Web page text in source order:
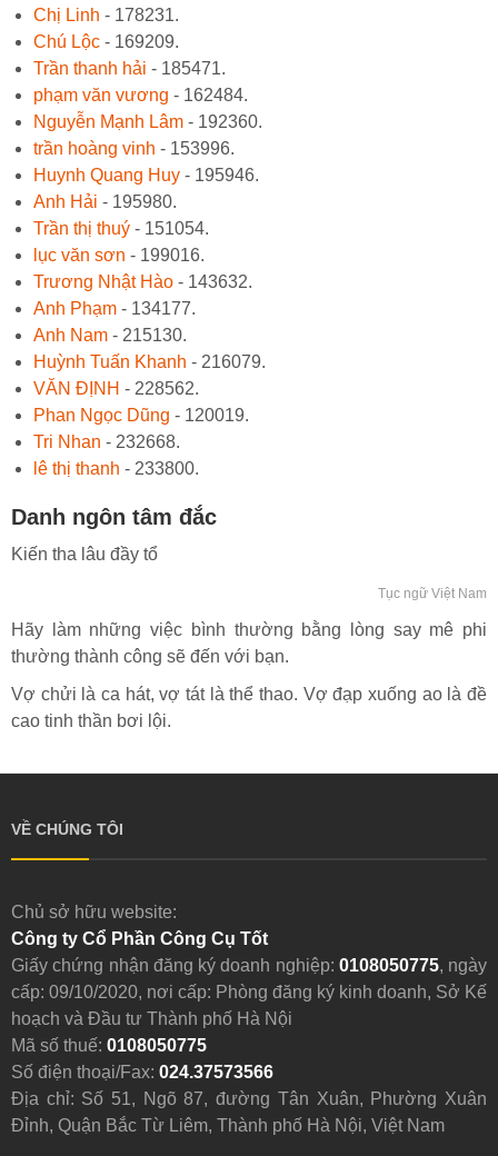
Chị Linh - 178231.
Chú Lộc - 169209.
Trần thanh hải - 185471.
phạm văn vương - 162484.
Nguyễn Mạnh Lâm - 192360.
trần hoàng vinh - 153996.
Huynh Quang Huy - 195946.
Anh Hải - 195980.
Trần thị thuý - 151054.
lục văn sơn - 199016.
Trương Nhật Hào - 143632.
Anh Phạm - 134177.
Anh Nam - 215130.
Huỳnh Tuấn Khanh - 216079.
VĂN ĐỊNH - 228562.
Phan Ngọc Dũng - 120019.
Tri Nhan - 232668.
lê thị thanh - 233800.
Danh ngôn tâm đắc
Kiến tha lâu đầy tổ
Tục ngữ Việt Nam
Hãy làm những việc bình thường bằng lòng say mê phi
thường thành công sẽ đến với bạn.
Vợ chửi là ca hát, vợ tát là thể thao. Vợ đạp xuống ao là đề
cao tinh thần bơi lội.
VỀ CHÚNG TÔI
Chủ sở hữu website:
Công ty Cổ Phần Công Cụ Tốt
Giấy chứng nhận đăng ký doanh nghiệp: 0108050775, ngày
cấp: 09/10/2020, nơi cấp: Phòng đăng ký kinh doanh, Sở Kế
hoạch và Đầu tư Thành phố Hà Nội
Mã số thuế: 0108050775
Số điện thoại/Fax: 024.37573566
Địa chỉ: Số 51, Ngõ 87, đường Tân Xuân, Phường Xuân
Đỉnh, Quận Bắc Từ Liêm, Thành phố Hà Nội, Việt Nam